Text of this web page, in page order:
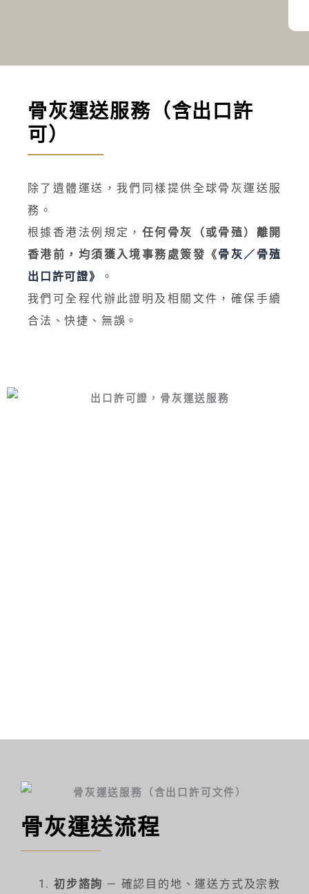
骨灰運送服務（含出口許
可）
除了遺體運送，我們同樣提供全球骨灰運送服
務。
根據香港法例規定， 任何骨灰（或骨殖）離開
香港前，均須獲入境事務處簽發《骨灰／骨殖
出口許可證》
。
我們可全程代辦此證明及相關文件，確保手續
合法、快捷、無誤。
骨灰運送流程
初步諮詢 — 確認目的地、運送方式及宗教